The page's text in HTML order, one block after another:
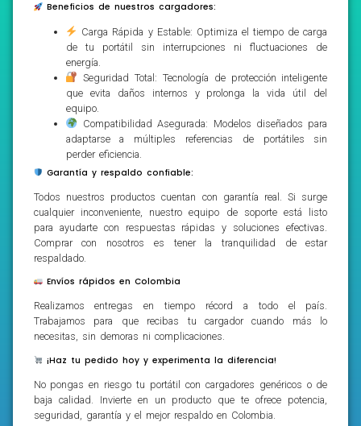
Beneficios de nuestros cargadores:
Carga Rápida y Estable: Optimiza el tiempo de carga
de tu portátil sin interrupciones ni fluctuaciones de
energía.
Seguridad Total: Tecnología de protección inteligente
que evita daños internos y prolonga la vida útil del
equipo.
Compatibilidad Asegurada: Modelos diseñados para
adaptarse a múltiples referencias de portátiles sin
perder eficiencia.
Garantía y respaldo confiable:
Todos nuestros productos cuentan con garantía real. Si surge
cualquier inconveniente, nuestro equipo de soporte está listo
para ayudarte con respuestas rápidas y soluciones efectivas.
Comprar con nosotros es tener la tranquilidad de estar
respaldado.
Envíos rápidos en Colombia
Realizamos entregas en tiempo récord a todo el país.
Trabajamos para que recibas tu cargador cuando más lo
necesitas, sin demoras ni complicaciones.
¡Haz tu pedido hoy y experimenta la diferencia!
No pongas en riesgo tu portátil con cargadores genéricos o de
baja calidad. Invierte en un producto que te ofrece potencia,
seguridad, garantía y el mejor respaldo en Colombia.